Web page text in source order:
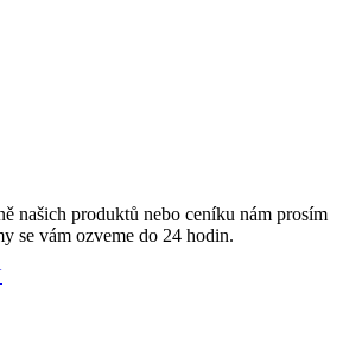
našich produktů nebo ceníku nám prosím
se vám ozveme do 24 hodin.